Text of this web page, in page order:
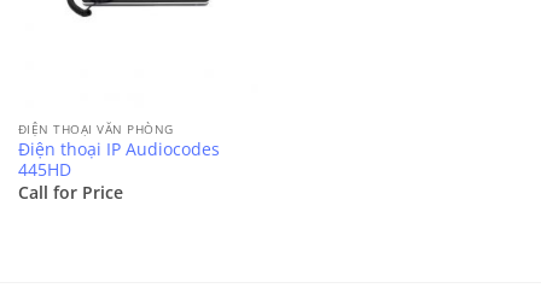
ĐIỆN THOẠI VĂN PHÒNG
Điện thoại IP Audiocodes
445HD
Call for Price